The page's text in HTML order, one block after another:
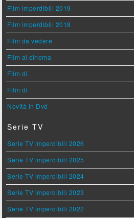
Film imperdibili 2019
Film imperdibili 2018
Film da vedere
Film al cinema
Film di
Film di
Novità in Dvd
Serie TV
Serie TV imperdibili 2026
Serie TV imperdibili 2025
Serie TV imperdibili 2024
Serie TV imperdibili 2023
Serie TV imperdibili 2022